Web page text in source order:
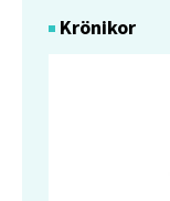
Krönikor